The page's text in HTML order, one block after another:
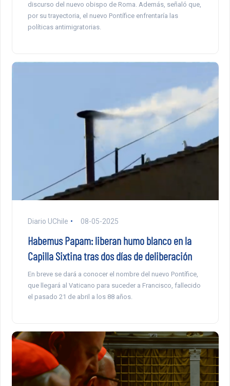
discurso del nuevo obispo de Roma. Además, señaló que,
por su trayectoria, el nuevo Pontífice enfrentaría las
políticas antimigratorias.
Diario UChile 08-05-2025
Habemus Papam: liberan humo blanco en la
Capilla Sixtina tras dos días de deliberación
En breve se dará a conocer el nombre del nuevo Pontífice,
que llegará al Vaticano para suceder a Francisco, fallecido
el pasado 21 de abril a los 88 años.